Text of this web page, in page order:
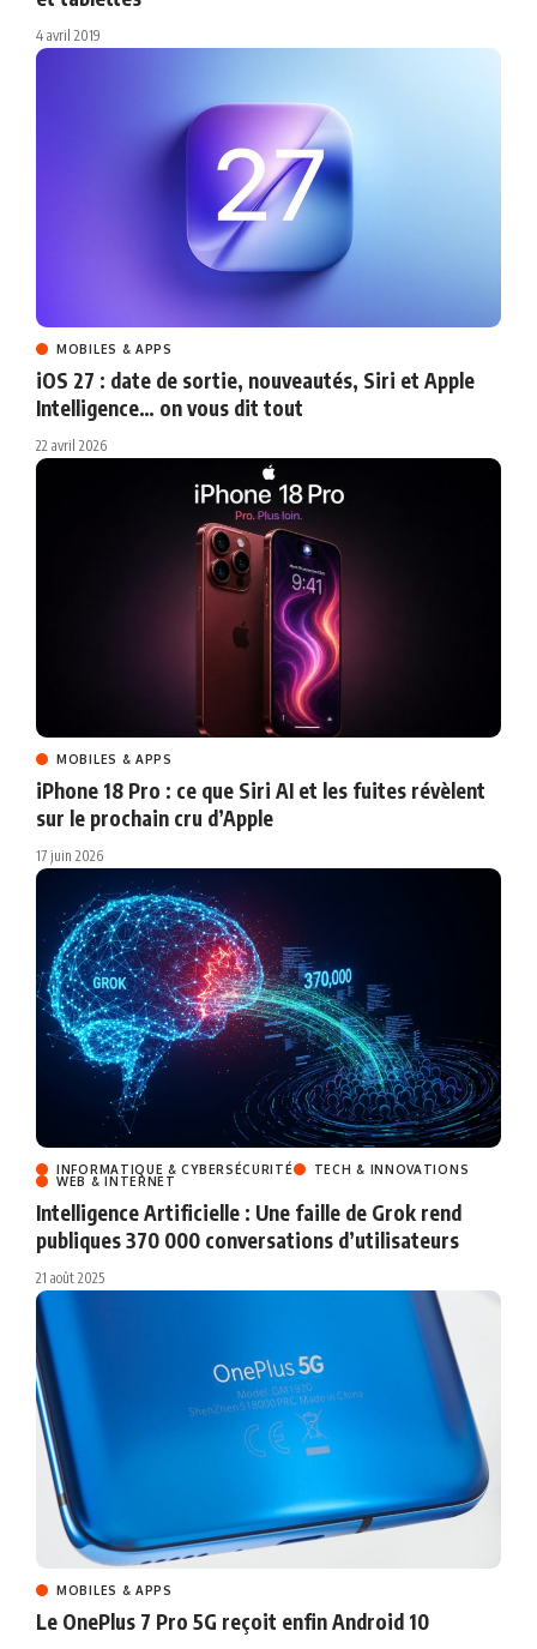
4 avril 2019
MOBILES & APPS
iOS 27 : date de sortie, nouveautés, Siri et Apple
Intelligence… on vous dit tout
22 avril 2026
MOBILES & APPS
iPhone 18 Pro : ce que Siri AI et les fuites révèlent
sur le prochain cru d’Apple
17 juin 2026
INFORMATIQUE & CYBERSÉCURITÉ
TECH & INNOVATIONS
WEB & INTERNET
Intelligence Artificielle : Une faille de Grok rend
publiques 370 000 conversations d’utilisateurs
21 août 2025
MOBILES & APPS
Le OnePlus 7 Pro 5G reçoit enfin Android 10